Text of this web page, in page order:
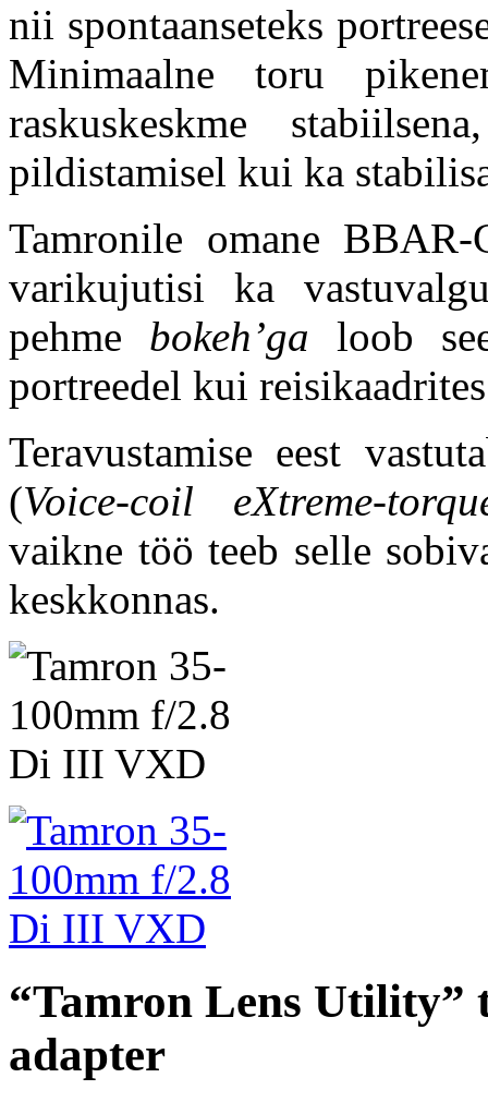
nii spontaanseteks
Minimaalne toru
raskuskeskme
pildistamisel kui ka
Tamronile omane
varikujutisi ka
pehme bokeh’ga loob
portreedel kui
Teravustamise eest
(Voice-coil eXtreme-
vaikne töö teeb selle
keskkonnas.
“Tamron Lens
adapter